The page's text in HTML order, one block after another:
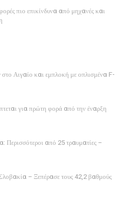
πιο επικίνδυνα από μηχανές και
Αιγαίο και εμπλοκή με οπλισμένα F-
για πρώτη φορά από την έναρξη
Περισσότεροι από 25 τραυματίες –
– Ξεπέρασε τους 42,2 βαθμούς